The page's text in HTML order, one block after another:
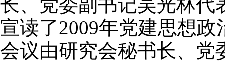
长、党委副书记吴光林代
宣读了2009年党建思想
会议由研究会秘书长、党